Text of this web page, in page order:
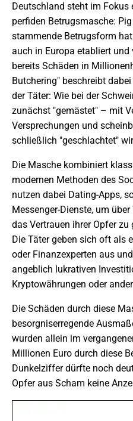
Deutschland steht im Fokus
perfiden Betrugsmasche:
stammende Betrugsform
auch in Europa etabliert
bereits Schäden in
Butchering" beschreibt
der Täter: Wie bei der
zunächst "gemästet" – mit
Versprechungen und
schließlich "geschlachtet"
Die Masche kombiniert
modernen Methoden des
nutzen dabei Dating-Apps,
Messenger-Dienste, um
das Vertrauen ihrer Opfer
Die Täter geben sich oft als
oder Finanzexperten aus
angeblich lukrativen
Kryptowährungen oder
Die Schäden durch diese
besorgniserregende
wurden allein im
Millionen Euro durch diese
Dunkelziffer dürfte noch
Opfer aus Scham keine